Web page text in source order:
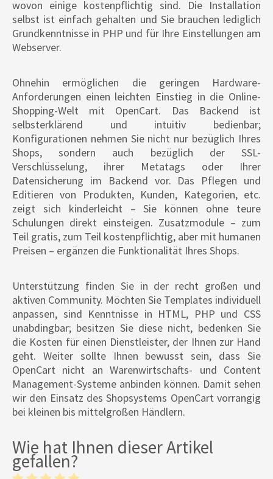
wovon einige kostenpflichtig sind. Die Installation
selbst ist einfach gehalten und Sie brauchen lediglich
Grundkenntnisse in PHP und für Ihre Einstellungen am
Webserver.
Ohnehin ermöglichen die geringen Hardware-
Anforderungen einen leichten Einstieg in die Online-
Shopping-Welt mit OpenCart. Das Backend ist
selbsterklärend und intuitiv bedienbar;
Konfigurationen nehmen Sie nicht nur bezüglich Ihres
Shops, sondern auch bezüglich der SSL-
Verschlüsselung, ihrer Metatags oder Ihrer
Datensicherung im Backend vor. Das Pflegen und
Editieren von Produkten, Kunden, Kategorien, etc.
zeigt sich kinderleicht – Sie können ohne teure
Schulungen direkt einsteigen. Zusatzmodule – zum
Teil gratis, zum Teil kostenpflichtig, aber mit humanen
Preisen – ergänzen die Funktionalität Ihres Shops.
Unterstützung finden Sie in der recht großen und
aktiven Community. Möchten Sie Templates individuell
anpassen, sind Kenntnisse in HTML, PHP und CSS
unabdingbar; besitzen Sie diese nicht, bedenken Sie
die Kosten für einen Dienstleister, der Ihnen zur Hand
geht. Weiter sollte Ihnen bewusst sein, dass Sie
OpenCart nicht an Warenwirtschafts- und Content
Management-Systeme anbinden können. Damit sehen
wir den Einsatz des Shopsystems OpenCart vorrangig
bei kleinen bis mittelgroßen Händlern.
Wie hat Ihnen dieser Artikel
gefallen?